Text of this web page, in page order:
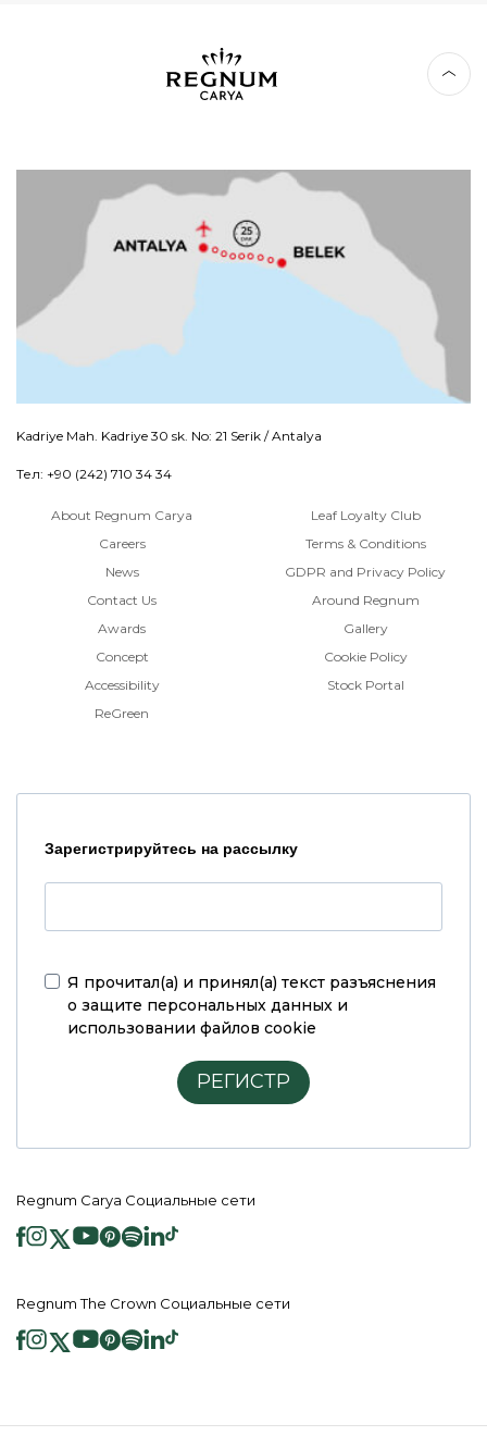
Kadriye Mah. Kadriye 30 sk. No: 21 Serik / Antalya
Тел: +90 (242) 710 34 34
About Regnum Carya
Careers
News
Contact Us
Awards
Concept
Accessibility
ReGreen
Leaf Loyalty Club
Terms & Conditions
GDPR and Privacy Policy
Around Regnum
Gallery
Cookie Policy
Stock Portal
Зарегистрируйтесь на рассылку
Я прочитал(а) и принял(а) текст разъяснения
о защите персональных данных и
использовании файлов cookie
РЕГИСТР
Regnum Carya Социальные сети
Regnum The Crown Социальные сети